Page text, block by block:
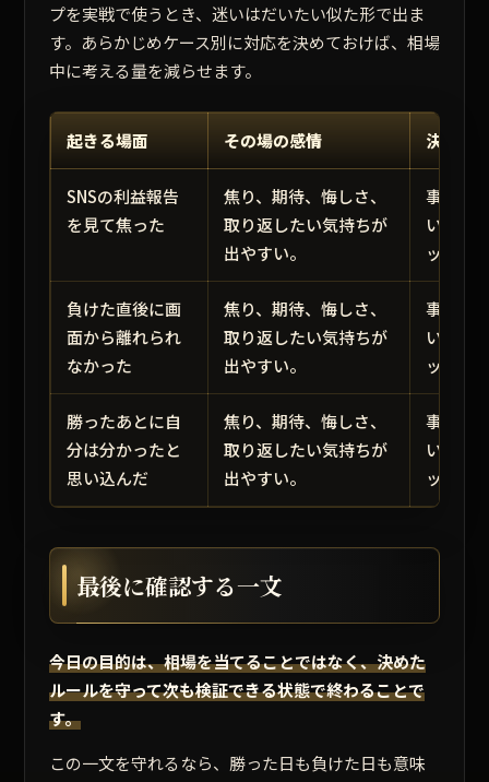
プを実戦で使うとき、迷いはだいたい似た形で出ま
す。あらかじめケース別に対応を決めておけば、相場
中に考える量を減らせます。
起きる場面 その場の感情 決めて
SNSの利益報告
を見て焦った
焦り、期待、悔しさ、
取り返したい気持ちが
出やすい。
事前に
いなら
ットを
負けた直後に画
面から離れられ
なかった
焦り、期待、悔しさ、
取り返したい気持ちが
出やすい。
事前に
いなら
ットを
勝ったあとに自
分は分かったと
思い込んだ
焦り、期待、悔しさ、
取り返したい気持ちが
出やすい。
事前に
いなら
ットを
最後に確認する一文
今日の目的は、相場を当てることではなく、決めた
ルールを守って次も検証できる状態で終わることで
す。
この一文を守れるなら、勝った日も負けた日も意味